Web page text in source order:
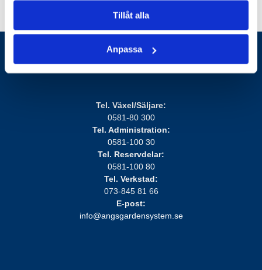
Tillåt alla
Anpassa
Tel. Växel/Säljare:
0581-80 300
Tel. Administration:
0581-100 30
Tel. Reservdelar:
0581-100 80
Tel. Verkstad:
073-845 81 66
E-post:
info@angsgardensystem.se